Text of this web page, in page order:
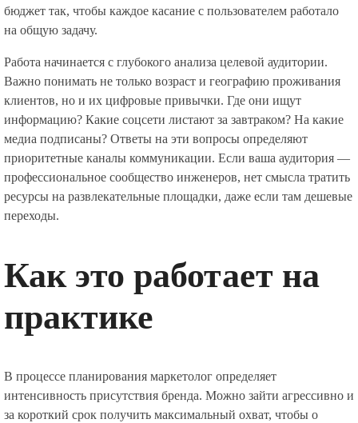
бюджет так, чтобы каждое касание с пользователем работало
на общую задачу.
Работа начинается с глубокого анализа целевой аудитории.
Важно понимать не только возраст и географию проживания
клиентов, но и их цифровые привычки. Где они ищут
информацию? Какие соцсети листают за завтраком? На какие
медиа подписаны? Ответы на эти вопросы определяют
приоритетные каналы коммуникации. Если ваша аудитория —
профессиональное сообщество инженеров, нет смысла тратить
ресурсы на развлекательные площадки, даже если там дешевые
переходы.
Как это работает на
практике
В процессе планирования маркетолог определяет
интенсивность присутствия бренда. Можно зайти агрессивно и
за короткий срок получить максимальный охват, чтобы о